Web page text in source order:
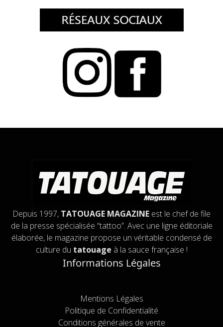
Depuis 1997, TATOUAGE MAGAZINE est le chef de file
de la presse spécialisée “tattoo”. Avec une ligne éditoriale
élaborée, le magazine propose un véritable condensé de
culture du tatouage à la sauce française !
Informations Légales
Mentions Légales
Politique de Confidentialité
Conditions générales de vente